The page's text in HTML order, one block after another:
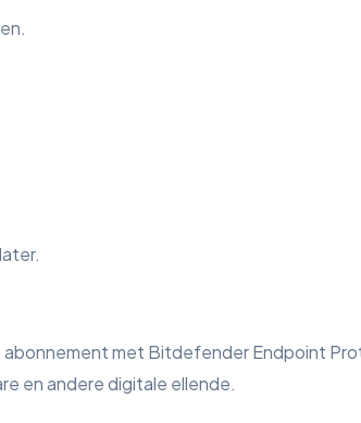
met Bitdefender Endpoint
en andere digitale ellende.